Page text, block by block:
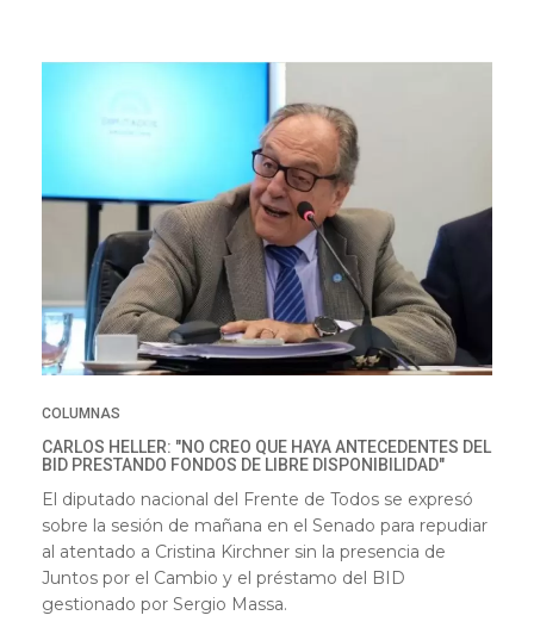
COLUMNAS
CARLOS HELLER: "NO CREO QUE HAYA ANTECEDENTES DEL
BID PRESTANDO FONDOS DE LIBRE DISPONIBILIDAD"
El diputado nacional del Frente de Todos se expresó
sobre la sesión de mañana en el Senado para repudiar
al atentado a Cristina Kirchner sin la presencia de
Juntos por el Cambio y el préstamo del BID
gestionado por Sergio Massa.